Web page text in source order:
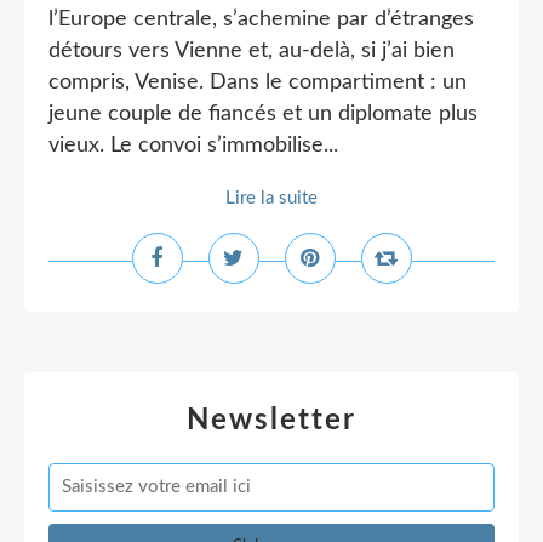
l’Europe centrale, s’achemine par d’étranges
détours vers Vienne et, au-delà, si j’ai bien
compris, Venise. Dans le compartiment : un
jeune couple de fiancés et un diplomate plus
vieux. Le convoi s’immobilise...
Lire la suite
Newsletter